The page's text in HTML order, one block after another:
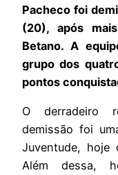
Pacheco foi
(20), após
Betano. A
grupo dos
pontos
O derradeiro
demissão foi
Juventude, hoje
Além dessa,